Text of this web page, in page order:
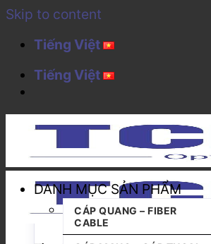
Skip to content
Tiếng Việt
Tiếng Việt
DANH MỤC SẢN PHẨM
CÁP QUANG – FIBER
CABLE